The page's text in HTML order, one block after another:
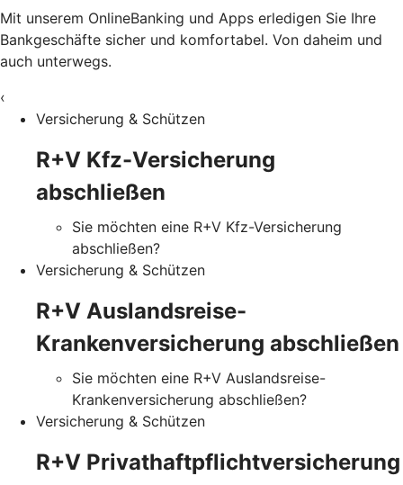
Mit unserem OnlineBanking und Apps erledigen Sie Ihre
Bankgeschäfte sicher und komfortabel. Von daheim und
auch unterwegs.
‹
Versicherung & Schützen
R+V Kfz-Versicherung
abschließen
Sie möchten eine R+V Kfz-Versicherung
abschließen?
Versicherung & Schützen
R+V Auslandsreise-
Krankenversicherung abschließen
Sie möchten eine R+V Auslandsreise-
Krankenversicherung abschließen?
Versicherung & Schützen
R+V Privathaftpflichtversicherung